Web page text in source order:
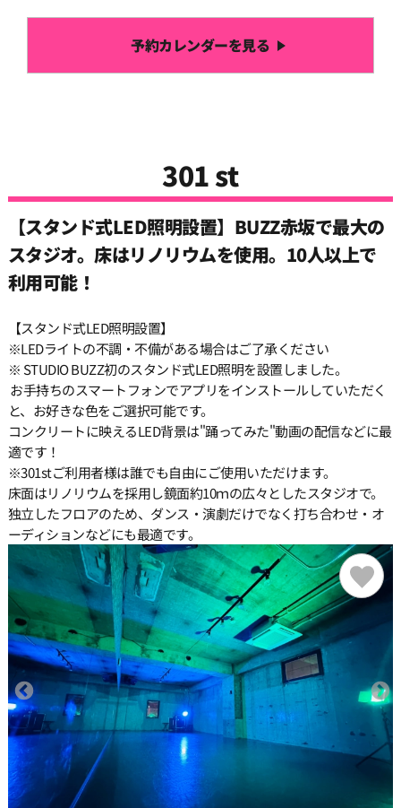
予約カレンダーを見る
301 st
【スタンド式LED照明設置】BUZZ赤坂で最大の
スタジオ。床はリノリウムを使用。10人以上で
利用可能！
【スタンド式LED照明設置】
※LEDライトの不調・不備がある場合はご了承ください
※ STUDIO BUZZ初のスタンド式LED照明を設置しました。
お手持ちのスマートフォンでアプリをインストールしていただく
と、お好きな色をご選択可能です。
コンクリートに映えるLED背景は"踊ってみた"動画の配信などに最
適です！
※301stご利用者様は誰でも自由にご使用いただけます。
床面はリノリウムを採用し鏡面約10ｍの広々としたスタジオで。
独立したフロアのため、ダンス・演劇だけでなく打ち合わせ・オ
ーディションなどにも最適です。